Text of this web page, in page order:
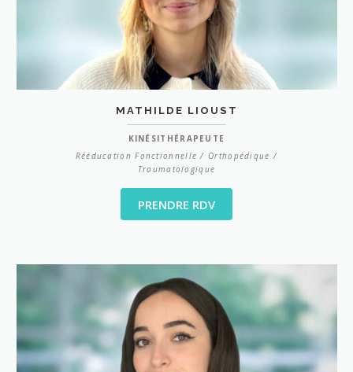
MATHILDE LIOUST
KINÉSITHÉRAPEUTE
Rééducation Fonctionnelle / Orthopédique /
Traumatologique
PRENDRE RDV